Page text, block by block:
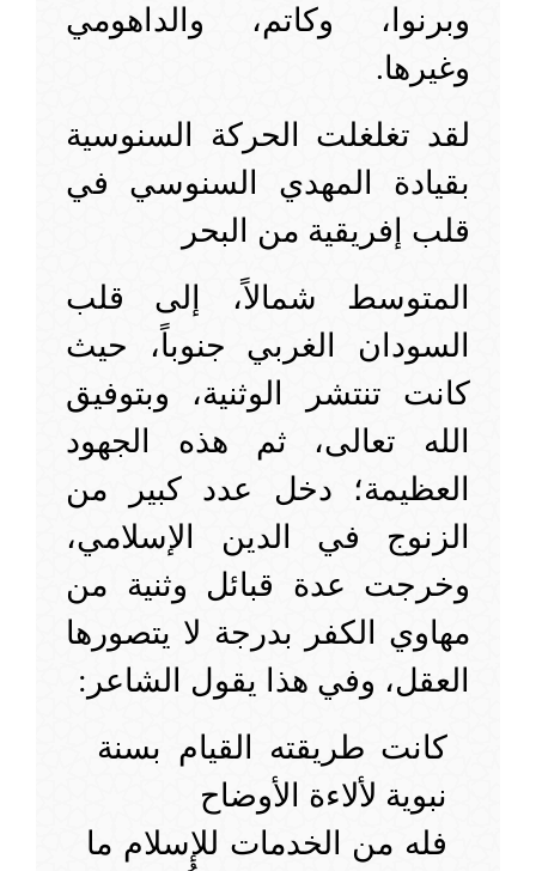
وبرنوا، وكاتم، والداهومي
وغيرها.
لقد تغلغلت الحركة السنوسية
بقيادة المهدي السنوسي في
قلب إفريقية من البحر
المتوسط شمالاً، إلى قلب
السودان الغربي جنوباً، حيث
كانت تنتشر الوثنية، وبتوفيق
الله تعالى، ثم هذه الجهود
العظيمة؛ دخل عدد كبير من
الزنوج في الدين الإسلامي،
وخرجت عدة قبائل وثنية من
مهاوي الكفر بدرجة لا يتصورها
العقل، وفي هذا يقول الشاعر:
كانت طريقته القيام بسنة
نبوية لألاءة الأوضاح
فله من الخدمات للإسلام ما